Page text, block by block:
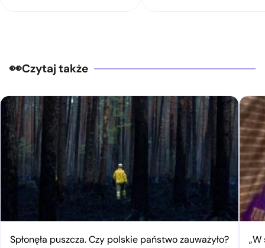
Czytaj także
Spłonęła puszcza. Czy polskie państwo zauważyło?